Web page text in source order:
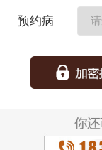
预约病